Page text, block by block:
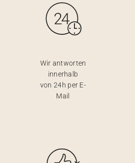
Wir antworten
innerhalb
von 24h per E-
Mail